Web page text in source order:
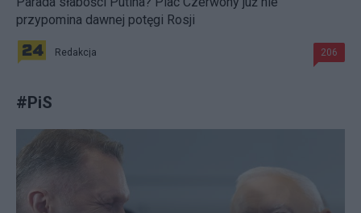
przypomina dawnej potęgi Rosji
Redakcja 206
#PiS